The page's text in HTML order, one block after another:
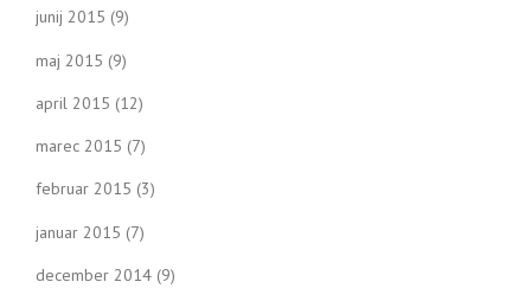
junij 2015 (9)
maj 2015 (9)
april 2015 (12)
marec 2015 (7)
februar 2015 (3)
januar 2015 (7)
december 2014 (9)